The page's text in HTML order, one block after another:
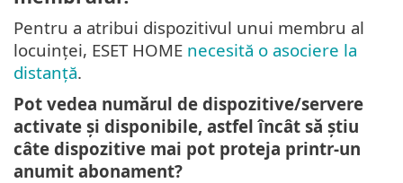
Pentru a atribui dispozitivul unui membru al
locuinței, ESET HOME necesită o asociere la
distanță.
Pot vedea numărul de dispozitive/servere
activate și disponibile, astfel încât să știu
câte dispozitive mai pot proteja printr-un
anumit abonament?